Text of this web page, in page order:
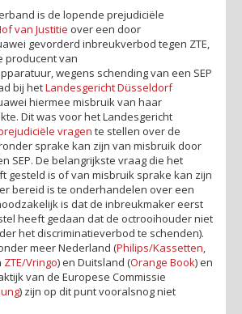
is de lopende prejudiciële
van Justitie over een door
gevorderd inbreukverbod tegen ZTE,
producent van
wegens schending van een SEP
bij hetLandesgericht Düsseldorf
hiermee misbruik van haar
Dit was voor het Landesgericht
vragen te stellen over de
sprake kan zijn van misbruik door
SEP. De belangrijkste vraag die het
gesteld is of van misbruik sprake kan zijn
bereid is te onderhandelen over een
is dat de inbreukmaker eerst
heeft gedaan dat de octrooihouder niet
het discriminatieverbod te schenden).
meer Nederland (Philips/Kassetten
ZTE/Vringo) en Duitsland (Orange Book) en
van de Europese Commissie
) zijn op dit punt vooralsnog niet